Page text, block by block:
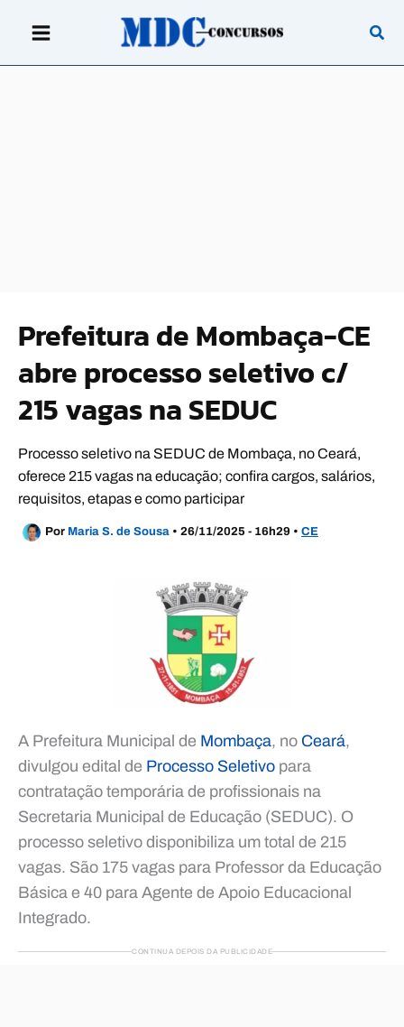
Prefeitura de Mombaça-CE
abre processo seletivo c/
215 vagas na SEDUC
Processo seletivo na SEDUC de Mombaça, no Ceará,
oferece 215 vagas na educação; confira cargos, salários,
requisitos, etapas e como participar
Por Maria S. de Sousa • 26/11/2025 - 16h29 • CE
A Prefeitura Municipal de Mombaça, no Ceará,
divulgou edital de Processo Seletivo para
contratação temporária de profissionais na
Secretaria Municipal de Educação (SEDUC). O
processo seletivo disponibiliza um total de 215
vagas. São 175 vagas para Professor da Educação
Básica e 40 para Agente de Apoio Educacional
Integrado.
CONTINUA DEPOIS DA PUBLICIDADE